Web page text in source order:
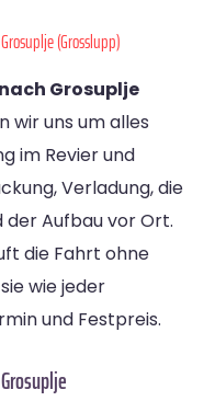
(Grosslupp)
Grosuplje
wir uns um alles
im Revier und
Verladung, die
der Aufbau vor Ort.
die Fahrt ohne
wie jeder
und Festpreis.